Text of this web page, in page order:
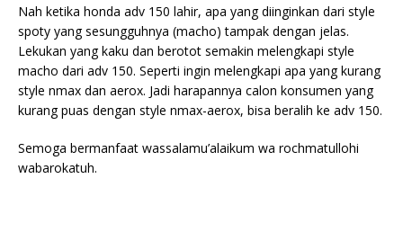
Nah ketika honda adv 150 lahir, apa yang diinginkan dari style
spoty yang sesungguhnya (macho) tampak dengan jelas.
Lekukan yang kaku dan berotot semakin melengkapi style
macho dari adv 150. Seperti ingin melengkapi apa yang kurang
style nmax dan aerox. Jadi harapannya calon konsumen yang
kurang puas dengan style nmax-aerox, bisa beralih ke adv 150.
Semoga bermanfaat wassalamu’alaikum wa rochmatullohi
wabarokatuh.